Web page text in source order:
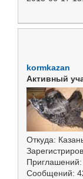
kormkazan
Активный
Откуда:
Приглашений:
Сообщений: